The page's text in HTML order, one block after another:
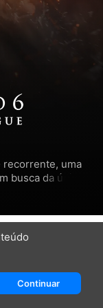
recorrente, uma
busca da única
os
Continuar